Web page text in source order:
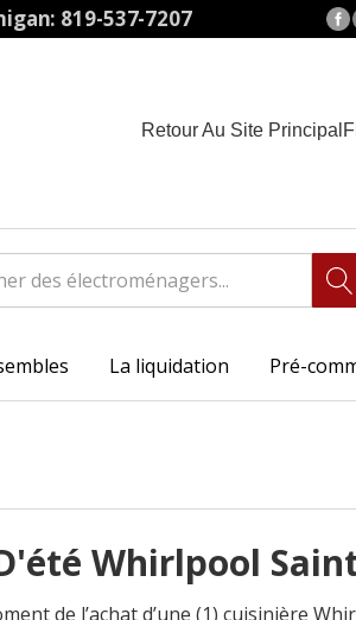
819-537-7207
Retour Au Site Principal
La liquidation Pré-
Whirlpool
de l’achat d’une (1) cuisinière